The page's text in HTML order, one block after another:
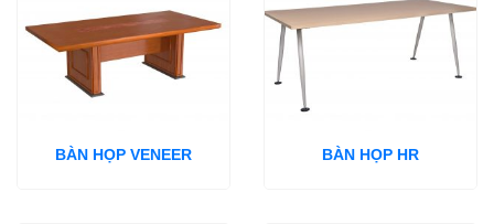
BÀN HỌP VENEER BÀN HỌP HR